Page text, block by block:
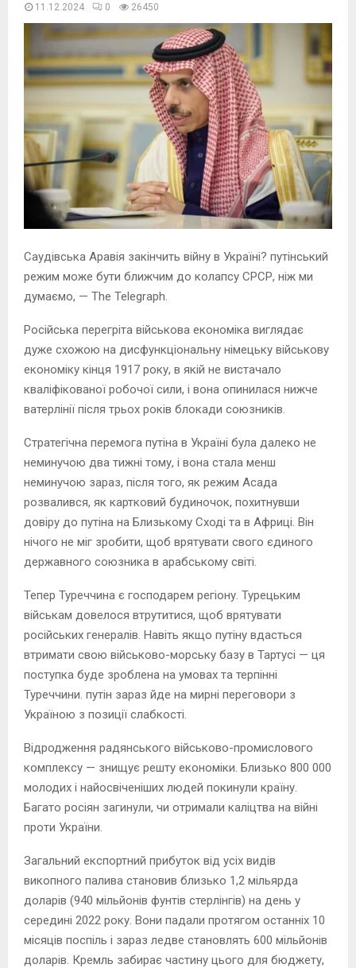
11.12.2024 0 26450
Саудівська Аравія закінчить війну в Україні? путінський
режим може бути ближчим до колапсу СРСР, ніж ми
думаємо, — The Telegraph.
Російська перегріта військова економіка виглядає
дуже схожою на дисфункціональну німецьку військову
економіку кінця 1917 року, в якій не вистачало
кваліфікованої робочої сили, і вона опинилася нижче
ватерлінії після трьох років блокади союзників.
Стратегічна перемога путіна в Україні була далеко не
неминучою два тижні тому, і вона стала менш
неминучою зараз, після того, як режим Асада
розвалився, як картковий будиночок, похитнувши
довіру до путіна на Близькому Сході та в Африці. Він
нічого не міг зробити, щоб врятувати свого єдиного
державного союзника в арабському світі.
Тепер Туреччина є господарем регіону. Турецьким
військам довелося втрутитися, щоб врятувати
російських генералів. Навіть якщо путіну вдасться
втримати свою військово-морську базу в Тартусі — ця
поступка буде зроблена на умовах та терпінні
Туреччини. путін зараз йде на мирні переговори з
Україною з позиції слабкості.
Відродження радянського військово-промислового
комплексу — знищує решту економіки. Близько 800 000
молодих і найосвіченіших людей покинули країну.
Багато росіян загинули, чи отримали каліцтва на війні
проти України.
Загальний експортний прибуток від усіх видів
викопного палива становив близько 1,2 мільярда
доларів (940 мільйонів фунтів стерлінгів) на день у
середині 2022 року. Вони падали протягом останніх 10
місяців поспіль і зараз ледве становлять 600 мільйонів
доларів. Кремль забирає частину цього для бюджету,